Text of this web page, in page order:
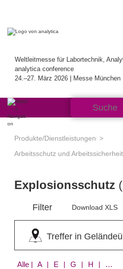
Weltleitmesse für Labortechnik,
analytica conference
24.–27. März 2026 | Messe München
Produkte/Dienstleistungen
Arbeitsschutz und Arbeitssicherheit
Explosionsschutz
Filter Download XLS
Treffer in
Alle | A | E | G | H | K | R | V